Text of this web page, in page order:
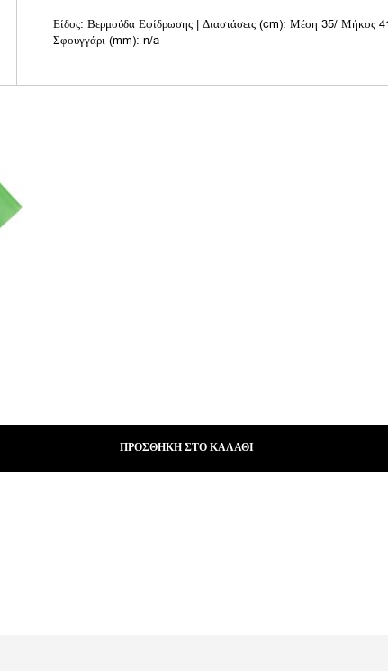
Είδος: Βερμούδα Εφίδρωσης | Διαστάσεις (cm): Μέση 35/ Μήκος
Σφουγγάρι (mm): n/a
ΠΡΟΣΘΉΚΗ ΣΤΟ ΚΑΛΆΘΙ